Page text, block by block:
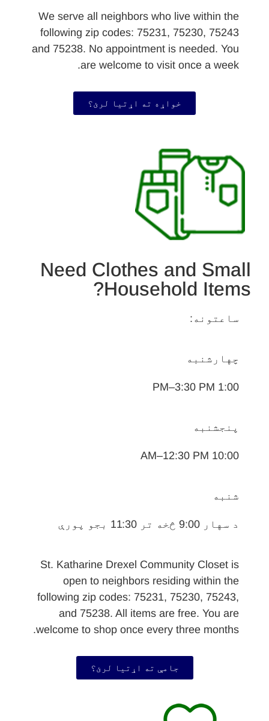
We serve all neighbors who live within the
following zip codes: 75231, 75230, 75243
and 75238. No appointment is needed. You
are welcome to visit once a week.
خواړه ته اړتیا لرئ؟
Need Clothes and Small
Household Items?
ساعتونه:
چهارشنبه
1:00 PM–3:30 PM​
پنجشنبه
10:00 AM–12:30 PM​
شنبه
د سهار 9:00 څخه تر 11:30 بجو پورې
St. Katharine Drexel Community Closet is
open to neighbors residing within the
following zip codes: 75231, 75230, 75243,
and 75238. All items are free. You are
welcome to shop once every three months.
جامې ته اړتیا لرئ؟